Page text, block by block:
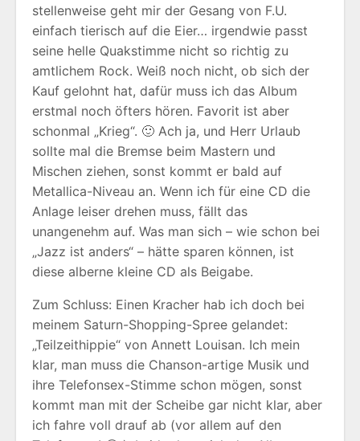
stellenweise geht mir der Gesang von F.U.
einfach tierisch auf die Eier… irgendwie passt
seine helle Quakstimme nicht so richtig zu
amtlichem Rock. Weiß noch nicht, ob sich der
Kauf gelohnt hat, dafür muss ich das Album
erstmal noch öfters hören. Favorit ist aber
schonmal „Krieg“. 🙂 Ach ja, und Herr Urlaub
sollte mal die Bremse beim Mastern und
Mischen ziehen, sonst kommt er bald auf
Metallica-Niveau an. Wenn ich für eine CD die
Anlage leiser drehen muss, fällt das
unangenehm auf. Was man sich – wie schon bei
„Jazz ist anders“ – hätte sparen können, ist
diese alberne kleine CD als Beigabe.
Zum Schluss: Einen Kracher hab ich doch bei
meinem Saturn-Shopping-Spree gelandet:
„Teilzeithippie“ von Annett Louisan. Ich mein
klar, man muss die Chanson-artige Musik und
ihre Telefonsex-Stimme schon mögen, sonst
kommt man mit der Scheibe gar nicht klar, aber
ich fahre voll drauf ab (vor allem auf den